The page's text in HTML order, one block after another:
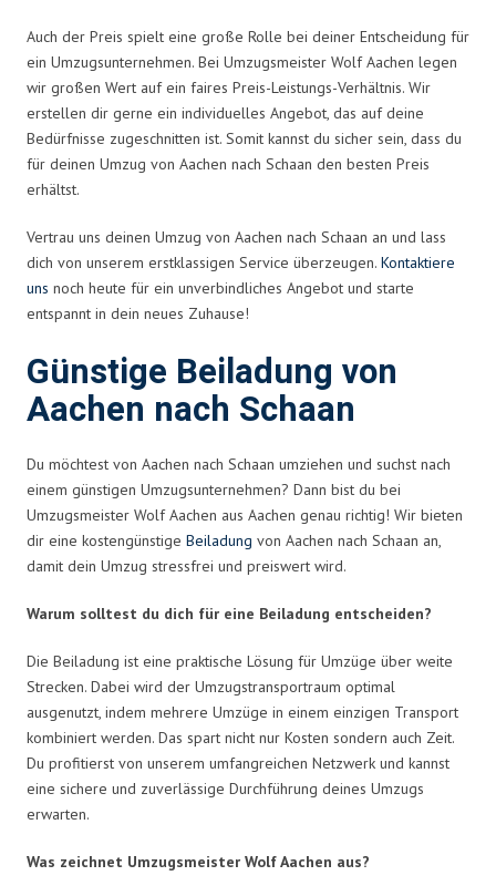
Auch der Preis spielt eine große Rolle bei deiner Entscheidung für
ein Umzugsunternehmen. Bei Umzugsmeister Wolf Aachen legen
wir großen Wert auf ein faires Preis-Leistungs-Verhältnis. Wir
erstellen dir gerne ein individuelles Angebot, das auf deine
Bedürfnisse zugeschnitten ist. Somit kannst du sicher sein, dass du
für deinen Umzug von Aachen nach Schaan den besten Preis
erhältst.
Vertrau uns deinen Umzug von Aachen nach Schaan an und lass
dich von unserem erstklassigen Service überzeugen. Kontaktiere
uns noch heute für ein unverbindliches Angebot und starte
entspannt in dein neues Zuhause!
Günstige Beiladung von
Aachen nach Schaan
Du möchtest von Aachen nach Schaan umziehen und suchst nach
einem günstigen Umzugsunternehmen? Dann bist du bei
Umzugsmeister Wolf Aachen aus Aachen genau richtig! Wir bieten
dir eine kostengünstige Beiladung von Aachen nach Schaan an,
damit dein Umzug stressfrei und preiswert wird.
Warum solltest du dich für eine Beiladung entscheiden?
Die Beiladung ist eine praktische Lösung für Umzüge über weite
Strecken. Dabei wird der Umzugstransportraum optimal
ausgenutzt, indem mehrere Umzüge in einem einzigen Transport
kombiniert werden. Das spart nicht nur Kosten sondern auch Zeit.
Du profitierst von unserem umfangreichen Netzwerk und kannst
eine sichere und zuverlässige Durchführung deines Umzugs
erwarten.
Was zeichnet Umzugsmeister Wolf Aachen aus?